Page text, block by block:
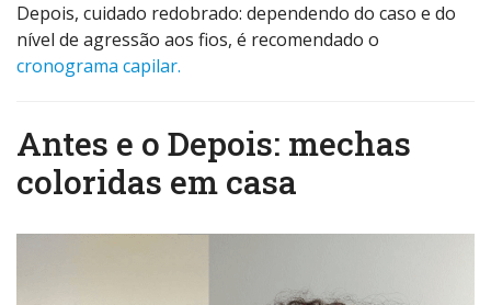
Depois, cuidado redobrado: dependendo do caso e do
nível de agressão aos fios, é recomendado o
cronograma capilar.
Antes e o Depois: mechas
coloridas em casa